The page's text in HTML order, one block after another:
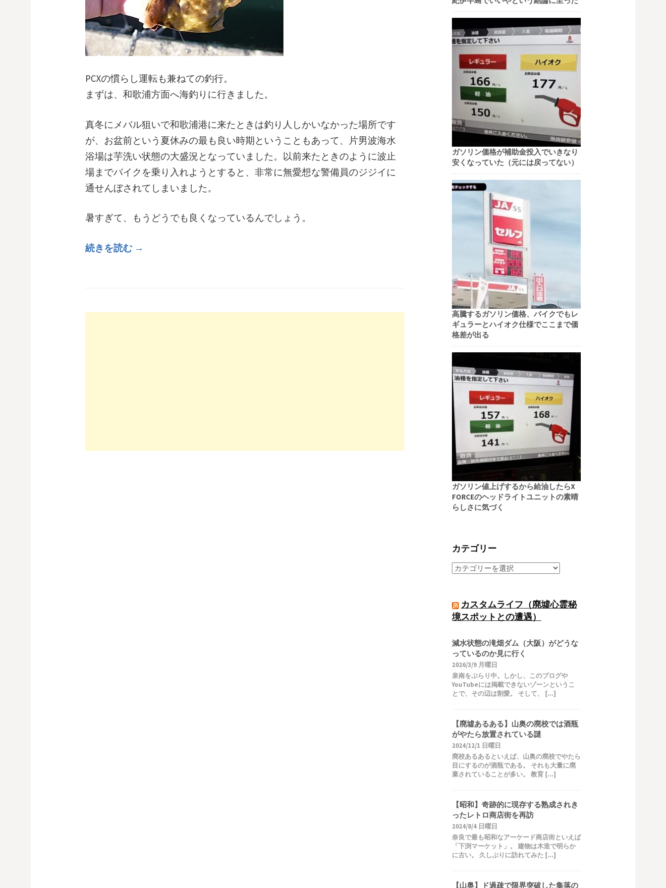
PCXの慣らし運転も兼ねての釣行。
まずは、和歌浦方面へ海釣りに行きました。
真冬にメバル狙いで和歌浦港に来たときは釣り人しかいなかった場所です
が、お盆前という夏休みの最も良い時期ということもあって、片男波海水
浴場は芋洗い状態の大盛況となっていました。以前来たときのように波止
場までバイクを乗り入れようとすると、非常に無愛想な警備員のジジイに
通せんぼされてしまいました。
暑すぎて、もうどうでも良くなっているんでしょう。
続きを読む →
ガソリン価格が補助金投入でいきなり
安くなっていた（元には戻ってない）
高騰するガソリン価格、バイクでもレ
ギュラーとハイオク仕様でここまで価
格差が出る
ガソリン値上げするから給油したらX
FORCEのヘッドライトユニットの素晴
らしさに気づく
カテゴリー
カスタムライフ（廃墟心霊秘
境スポットとの遭遇）
減水状態の滝畑ダム（大阪）がどうな
っているのか見に行く
2026/3/9 月曜日
泉南をぶらり中。しかし、このブログや
YouTubeには掲載できないゾーンというこ
とで、その辺は割愛。 そして、 […]
【廃墟あるある】山奥の廃校では酒瓶
がやたら放置されている謎
2024/12/1 日曜日
廃校あるあるといえば、山奥の廃校でやたら
目にするのが酒瓶である。 それも大量に廃
棄されていることが多い。 教育 […]
【昭和】奇跡的に現存する熟成されき
ったレトロ商店街を再訪
2024/8/4 日曜日
奈良で最も昭和なアーケード商店街といえば
「下渕マーケット」。 建物は木造で明らか
に古い。 久しぶりに訪れてみた […]
【山奥】ド過疎で限界突破した集落の